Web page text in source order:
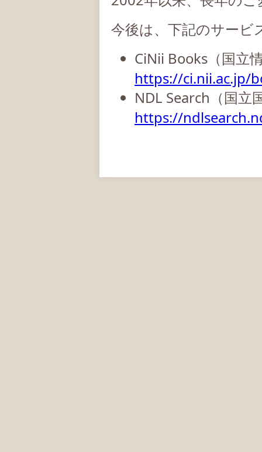
今後は、下記のサービ
CiNii Books（国立
https://ci.nii.ac.jp/
NDL Search（国立
https://